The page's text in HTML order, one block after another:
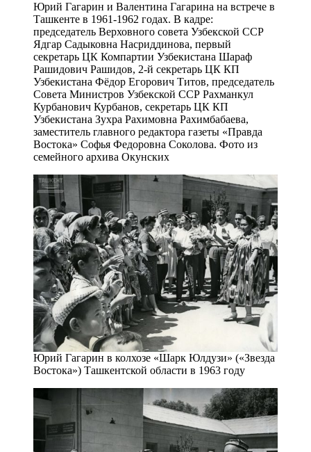
Юрий Гагарин и Валентина Гагарина на встрече в
Ташкенте в 1961-1962 годах. В кадре:
председатель Верховного совета Узбекской ССР
Ядгар Садыковна Насриддинова, первый
секретарь ЦК Компартии Узбекистана Шараф
Рашидович Рашидов, 2-й секретарь ЦК КП
Узбекистана Фёдор Егорович Титов, председатель
Совета Министров Узбекской ССР Рахманкул
Курбанович Курбанов, секретарь ЦК КП
Узбекистана Зухра Рахимовна Рахимбабаева,
заместитель главного редактора газеты «Правда
Востока» Софья Федоровна Соколова. Фото из
семейного архива Окунских
Юрий Гагарин в колхозе «Шарк Юлдузи» («Звезда
Востока») Ташкентской области в 1963 году